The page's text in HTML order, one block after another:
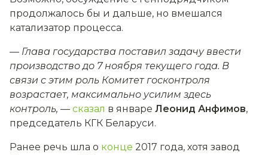
продолжалось бы и дальше, но вмешался
катализатор процесса.
— Глава государства поставил задачу ввести
производство до 7 ноября текущего года. В
связи с этим роль Комитет госконтроля
возрастает, максимально усилим здесь
контроль, — сказал в январе Леонид Анфимов,
председатель КГК Беларуси.
Ранее речь шла о конце 2017 года, хотя завод